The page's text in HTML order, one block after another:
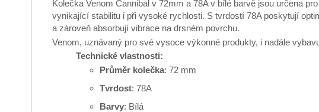
Kolečka Venom Cannibal v 72mm a 78A v bílé barvě jsou určena
vynikající stabilitu i při vysoké rychlosti. S tvrdostí 78A poskytují
a zároveň absorbují vibrace na drsném povrchu.
Venom, uznávaný pro své vysoce výkonné produkty, i nadále
Technické vlastnosti:
Průměr kolečka: 72 mm
Tvrdost: 78A
Barvy: Bílá